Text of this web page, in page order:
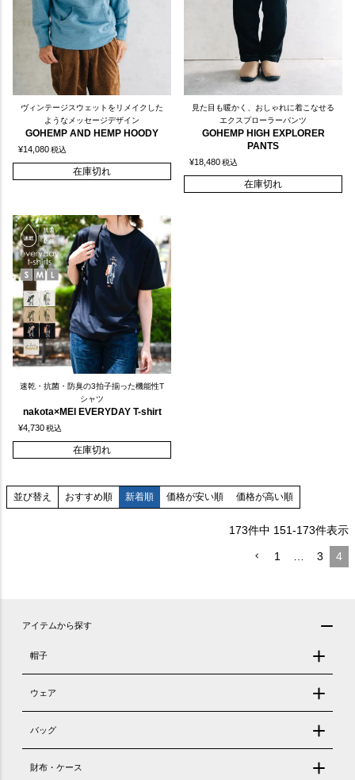
ヴィンテージスウェットをリメイクした
ようなメッセージデザイン
GOHEMP AND HEMP HOODY
¥14,080税込
在庫切れ
見た目も暖かく、おしゃれに着こなせる
エクスプローラーパンツ
GOHEMP HIGH EXPLORER
PANTS
¥18,480税込
在庫切れ
速乾・抗菌・防臭の3拍子揃った機能性T
シャツ
nakota×MEI EVERYDAY T-shirt
¥4,730税込
在庫切れ
並び替え おすすめ順 新着順 価格が安い順 価格が高い順
173件中 151-173件表示
1 3 4
アイテムから探す
帽子
ウェア
バッグ
財布・ケース